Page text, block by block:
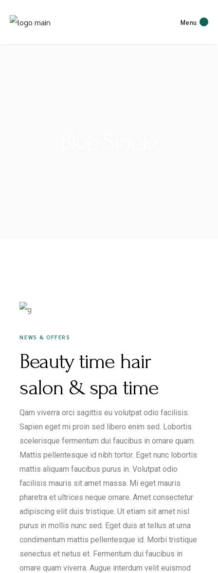
Menu
NEWS & OFFERS
Beauty time hair
salon & spa time
Qam viverra orci sagittis eu volutpat odio facilisis.
Sapien eget mi proin sed libero enim sed. Lobortis
scelerisque fermentum dui faucibus in ornare quam.
Mattis pellentesque id nibh tortor. Eget nunc lobortis
mattis aliquam faucibus purus in. Volutpat odio
facilisis mauris sit amet massa. Mi eget mauris
pharetra et ultrices neque ornare. Amet consectetur
adipiscing elit duis tristique. Ut etiam sit amet nisl
purus in mollis nunc sed. Eget duis at tellus at urna
condimentum mattis pellentesque id. Morbi tristique
senectus et netus et. Fermentum dui faucibus in
ornare quam viverra. Augue interdum velit euismod